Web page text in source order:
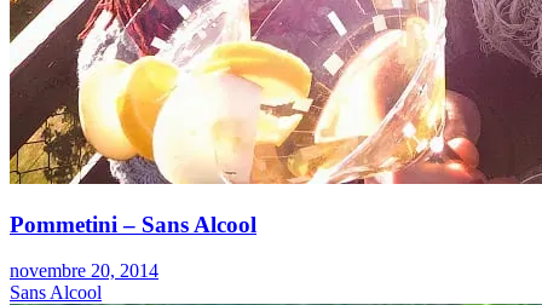
Pommetini – Sans Alcool
novembre 20, 2014
Sans Alcool